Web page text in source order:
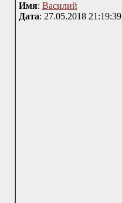
Имя: Василий
Дата: 27.05.2018 21:19:39